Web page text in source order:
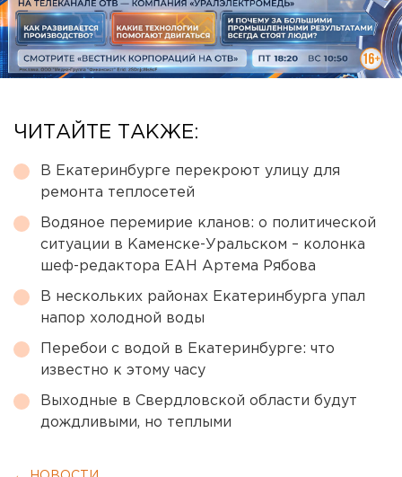
ЧИТАЙТЕ ТАКЖЕ:
В Екатеринбурге перекроют улицу для
ремонта теплосетей
Водяное перемирие кланов: о политической
ситуации в Каменске-Уральском – колонка
шеф-редактора ЕАН Артема Рябова
В нескольких районах Екатеринбурга упал
напор холодной воды
Перебои с водой в Екатеринбурге: что
известно к этому часу
Выходные в Свердловской области будут
дождливыми, но теплыми